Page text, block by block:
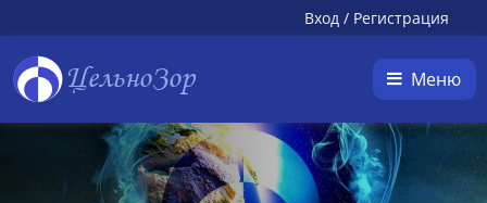
Вход / Регистрация
ЦельноЗор Меню